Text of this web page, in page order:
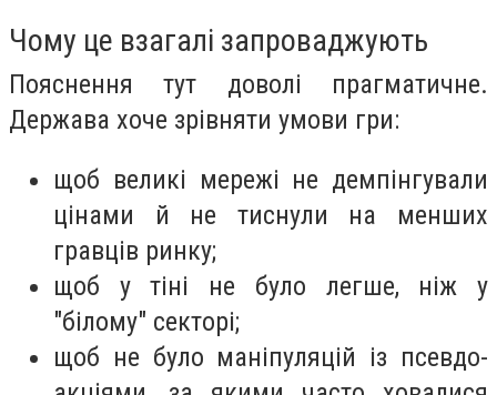
Чому це взагалі запроваджують
Пояснення тут доволі прагматичне.
Держава хоче зрівняти умови гри:
щоб великі мережі не демпінгували
цінами й не тиснули на менших
гравців ринку;
щоб у тіні не було легше, ніж у
"білому" секторі;
щоб не було маніпуляцій із псевдо-